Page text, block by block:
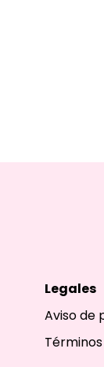
Legales
Aviso de